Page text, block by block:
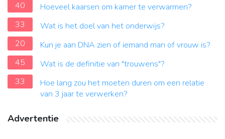
40
Hoeveel kaarsen om kamer te verwarmen?
33
Wat is het doel van het onderwijs?
20
Kun je aan DNA zien of iemand man of vrouw is?
45
Wat is de definitie van "trouwens"?
33
Hoe lang zou het moeten duren om een ​​relatie
van 3 jaar te verwerken?
Advertentie